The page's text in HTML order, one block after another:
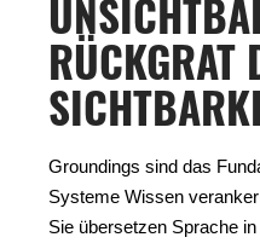
RÜCKGRAT
Groundings sind das
Systeme Wissen
Sie übersetzen Sprache